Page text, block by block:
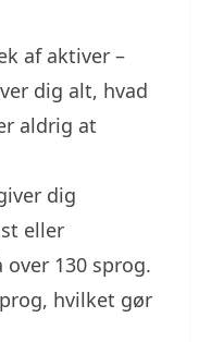
af aktiver –
dig alt, hvad
aldrig at
dig
eller
130 sprog.
hvilket gør